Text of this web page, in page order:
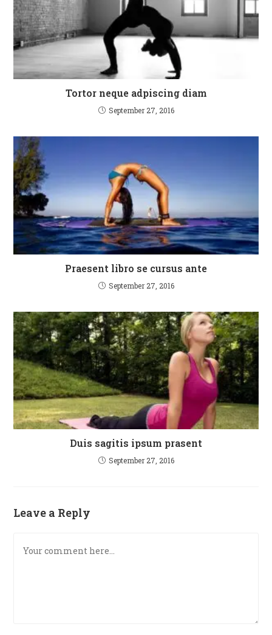
Tortor neque adpiscing diam
September 27, 2016
Praesent libro se cursus ante
September 27, 2016
Duis sagitis ipsum prasent
September 27, 2016
Leave a Reply